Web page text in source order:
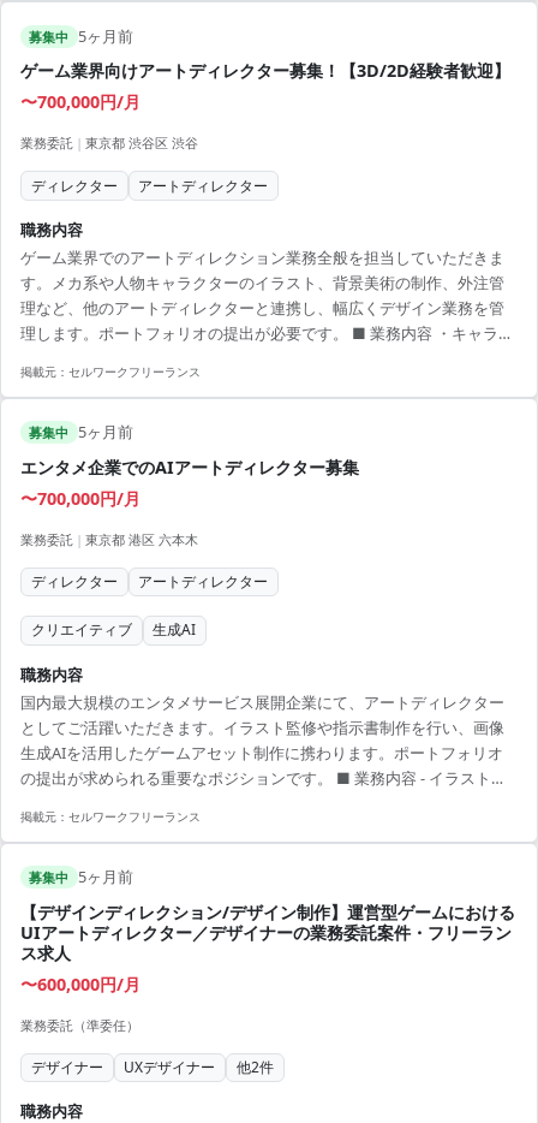
での実務経験を活かせる ・クリエイティブかつ戦略的な業務に従事で
きる ・社内外の関係者とともに質高いプロジェクトを推進 ・リモート
募集中 5ヶ月前
ゲーム業界向けアートディレクター募集！【3D/2D経験者歓迎】
〜700,000円/月
業務委託 | 東京都 渋谷区 渋谷
ディレクター アートディレクター
職務内容
ゲーム業界でのアートディレクション業務全般を担当していただきま
す。メカ系や人物キャラクターのイラスト、背景美術の制作、外注管
理など、他のアートディレクターと連携し、幅広くデザイン業務を管
理します。ポートフォリオの提出が必要です。 ■ 業務内容 ・キャラク
理業務 ・デザイン業務全般のディレクション 【アピールポイント】 ・
軟な働き方が可能 ・業界トップクラスのチームと共に成長
掲載元： セルワークフリーランス
募集中 5ヶ月前
エンタメ企業でのAIアートディレクター募集
〜700,000円/月
業務委託 | 東京都 港区 六本木
ディレクター アートディレクター
クリエイティブ 生成AI
職務内容
国内最大規模のエンタメサービス展開企業にて、アートディレクター
としてご活躍いただきます。イラスト監修や指示書制作を行い、画像
生成AIを活用したゲームアセット制作に携わります。ポートフォリオ
の提出が求められる重要なポジションです。 ■ 業務内容 - イラスト監
UI、アイテムなどのアセット制作 - 動画生成AIを使用したアニメーショ
経験を積むことができる - AIを活用してクリエイティブな才能をさらに
高めることが可能 - 少数精鋭のチームで主体的にプロジェクトに関与で
きる
掲載元： セルワークフリーランス
募集中 5ヶ月前
【デザインディレクション/デザイン制作】運営型ゲームにおける
UIアートディレクター／デザイナーの業務委託案件・フリーラン
ス求人
〜600,000円/月
業務委託（準委任）
デザイナー UXデザイナー 他2件
職務内容